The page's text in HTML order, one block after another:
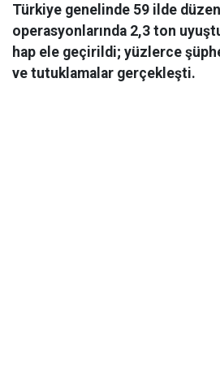
Türkiye genelinde 59 ilde
operasyonlarında 2,3 ton
hap ele geçirildi; yüzlerce
ve tutuklamalar gerçekleşti.